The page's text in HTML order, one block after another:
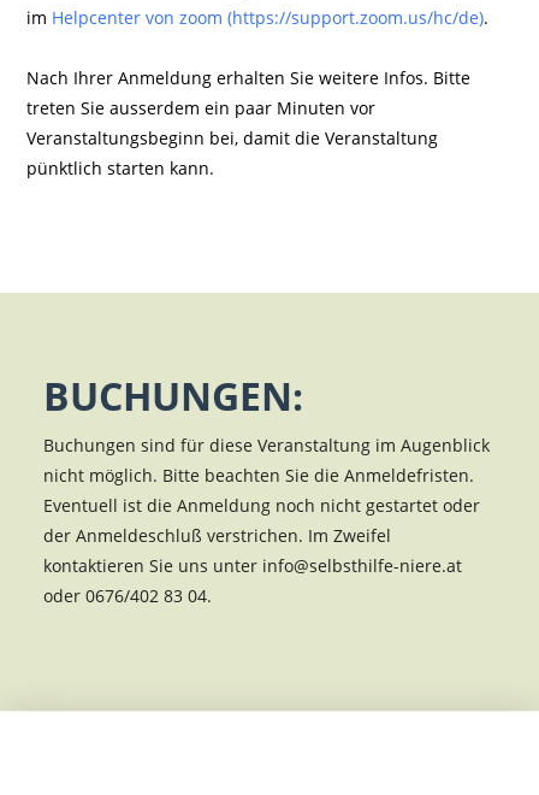
im Helpcenter von zoom (https://support.zoom.us/hc/de).
Nach Ihrer Anmeldung erhalten Sie weitere Infos. Bitte
treten Sie ausserdem ein paar Minuten vor
Veranstaltungsbeginn bei, damit die Veranstaltung
pünktlich starten kann.
BUCHUNGEN:
Buchungen sind für diese Veranstaltung im Augenblick
nicht möglich. Bitte beachten Sie die Anmeldefristen.
Eventuell ist die Anmeldung noch nicht gestartet oder
der Anmeldeschluß verstrichen. Im Zweifel
kontaktieren Sie uns unter info@selbsthilfe-niere.at
oder 0676/402 83 04.